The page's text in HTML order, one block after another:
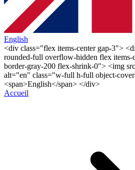
English
<div class="flex items-center gap-3">
rounded-full overflow-hidden flex items-
border-gray-200 flex-shrink-0"> <img
alt="en" class="w-full h-full object-
<span>English</span> </div>
Accueil